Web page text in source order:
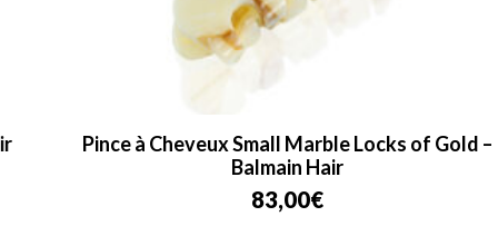
Pince à Cheveux Small Marble Locks of Gold –
Balmain Hair
83,00€